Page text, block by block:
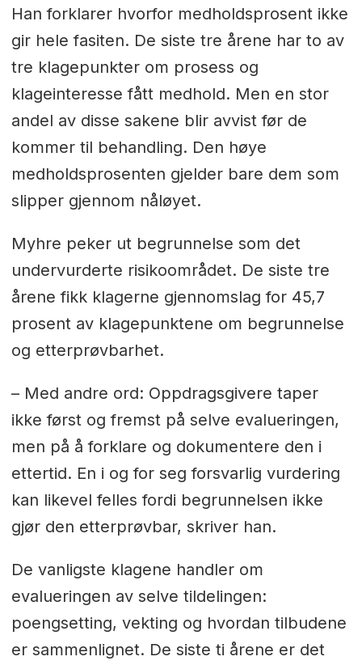
Han forklarer hvorfor medholdsprosent ikke
gir hele fasiten. De siste tre årene har to av
tre klagepunkter om prosess og
klageinteresse fått medhold. Men en stor
andel av disse sakene blir avvist før de
kommer til behandling. Den høye
medholdsprosenten gjelder bare dem som
slipper gjennom nåløyet.
Myhre peker ut begrunnelse som det
undervurderte risikoområdet. De siste tre
årene fikk klagerne gjennomslag for 45,7
prosent av klagepunktene om begrunnelse
og etterprøvbarhet.
– Med andre ord: Oppdragsgivere taper
ikke først og fremst på selve evalueringen,
men på å forklare og dokumentere den i
ettertid. En i og for seg forsvarlig vurdering
kan likevel felles fordi begrunnelsen ikke
gjør den etterprøvbar, skriver han.
De vanligste klagene handler om
evalueringen av selve tildelingen:
poengsetting, vekting og hvordan tilbudene
er sammenlignet. De siste ti årene er det